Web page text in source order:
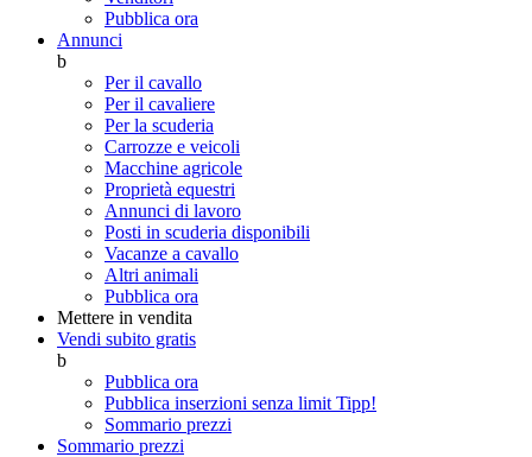
Pubblica ora
Annunci
b
Per il cavallo
Per il cavaliere
Per la scuderia
Carrozze e veicoli
Macchine agricole
Proprietà equestri
Annunci di lavoro
Posti in scuderia disponibili
Vacanze a cavallo
Altri animali
Pubblica ora
Mettere in vendita
Vendi subito gratis
b
Pubblica ora
Pubblica inserzioni senza limit Tipp!
Sommario prezzi
Sommario prezzi